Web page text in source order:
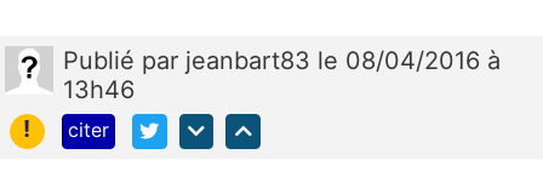
Publié par jeanbart83 le 08/04/2016 à
13h46
!
citer